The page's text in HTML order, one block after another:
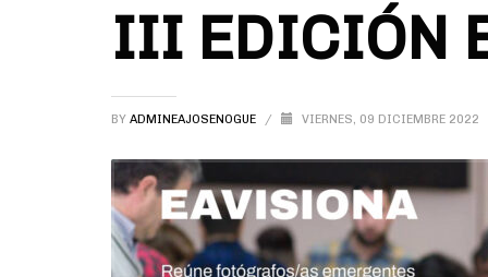
III EDICIÓN
BY ADMINEAJOSENOGUE / VIERNES, 09 DICIEMBRE 2022